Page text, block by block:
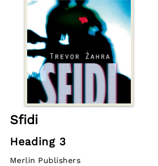
Sfidi
Heading 3
Merlin Publishers